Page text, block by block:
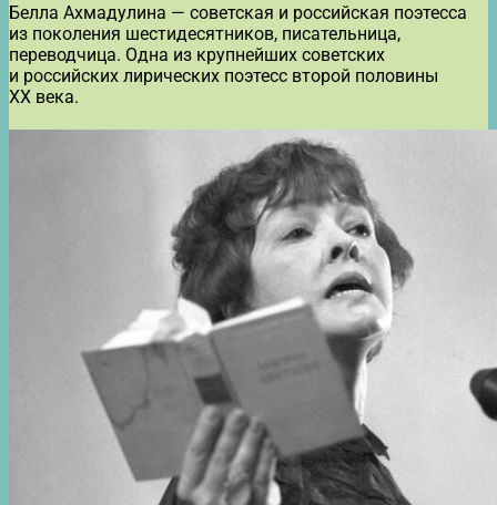
Белла Ахмадулина — советская и российская поэтесса
из поколения шестидесятников, писательница,
переводчица. Одна из крупнейших советских
и российских лирических поэтесс второй половины
XX века.